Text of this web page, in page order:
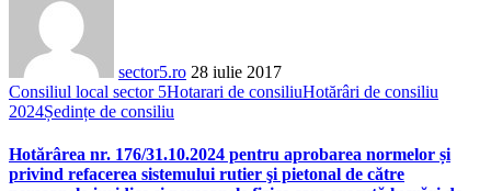
sector5.ro 28 iulie 2017
Consiliul local sector 5Hotarari de consiliuHotărâri de consiliu
2024Ședințe de consiliu
Hotărârea nr. 176/31.10.2024 pentru aprobarea normelor și
privind refacerea sistemului rutier şi pietonal de către